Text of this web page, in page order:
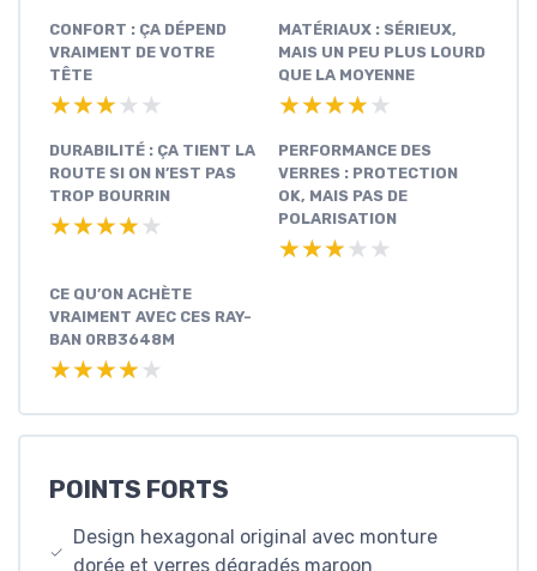
CONFORT : ÇA DÉPEND
VRAIMENT DE VOTRE
TÊTE
★★★★★
★★★★★
MATÉRIAUX : SÉRIEUX,
MAIS UN PEU PLUS LOURD
QUE LA MOYENNE
★★★★★
★★★★★
DURABILITÉ : ÇA TIENT LA
ROUTE SI ON N’EST PAS
TROP BOURRIN
★★★★★
★★★★★
PERFORMANCE DES
VERRES : PROTECTION
OK, MAIS PAS DE
POLARISATION
★★★★★
★★★★★
CE QU’ON ACHÈTE
VRAIMENT AVEC CES RAY-
BAN 0RB3648M
★★★★★
★★★★★
POINTS FORTS
Design hexagonal original avec monture
dorée et verres dégradés maroon